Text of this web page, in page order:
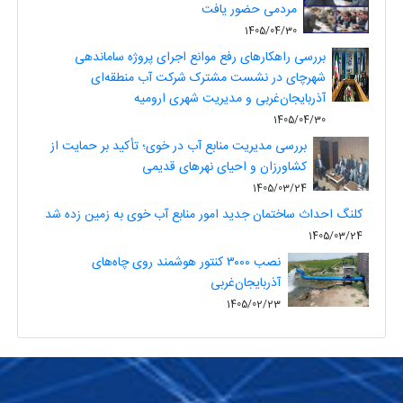
مردمی حضور یافت
1405/04/30
بررسی راهکارهای رفع موانع اجرای پروژه ساماندهی
شهرچای در نشست مشترک شرکت آب منطقه‌ای
آذربایجان‌غربی و مدیریت شهری ارومیه
1405/04/30
بررسی مدیریت منابع آب در خوی؛ تأکید بر حمایت از
کشاورزان و احیای نهرهای قدیمی
1405/03/24
کلنگ احداث ساختمان جدید امور منابع آب خوی به زمین زده شد
1405/03/24
نصب ۳۰۰۰ کنتور هوشمند روی چاه‌های
آذربایجان‌غربی
1405/02/23